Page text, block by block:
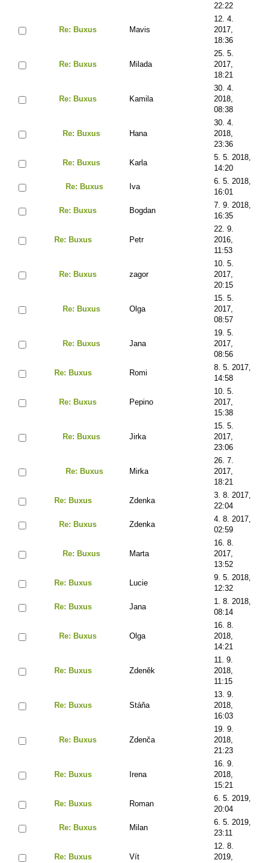
22:22
Re: Buxus Mavis
12. 4.
2017,
18:36
Re: Buxus Milada
25. 5.
2017,
18:21
Re: Buxus Kamila
30. 4.
2018,
08:38
Re: Buxus Hana
30. 4.
2018,
23:36
Re: Buxus Karla
5. 5. 2018,
14:20
Re: Buxus Iva
6. 5. 2018,
16:01
Re: Buxus Bogdan
7. 9. 2018,
16:35
Re: Buxus Petr
22. 9.
2016,
11:53
Re: Buxus zagor
10. 5.
2017,
20:15
Re: Buxus Olga
15. 5.
2017,
08:57
Re: Buxus Jana
19. 5.
2017,
08:56
Re: Buxus Romi
8. 5. 2017,
14:58
Re: Buxus Pepino
10. 5.
2017,
15:38
Re: Buxus Jirka
15. 5.
2017,
23:06
Re: Buxus Mirka
26. 7.
2017,
18:21
Re: Buxus Zdenka
3. 8. 2017,
22:04
Re: Buxus Zdenka
4. 8. 2017,
02:59
Re: Buxus Marta
16. 8.
2017,
13:52
Re: Buxus Lucie
9. 5. 2018,
12:32
Re: Buxus Jana
1. 8. 2018,
08:14
Re: Buxus Olga
16. 8.
2018,
14:21
Re: Buxus Zdeněk
11. 9.
2018,
11:15
Re: Buxus Stáňa
13. 9.
2018,
16:03
Re: Buxus Zdenča
19. 9.
2018,
21:23
Re: Buxus Irena
16. 9.
2018,
15:21
Re: Buxus Roman
6. 5. 2019,
20:04
Re: Buxus Milan
6. 5. 2019,
23:11
Re: Buxus Vít
12. 8.
2019,